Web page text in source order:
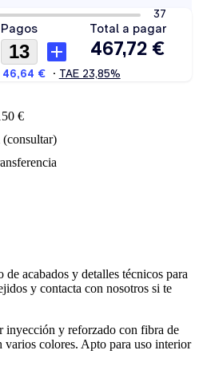
€
acabados y detalles técnicos para
y contacta con nosotros si te
inyección y reforzado con fibra de
colores. Apto para uso interior